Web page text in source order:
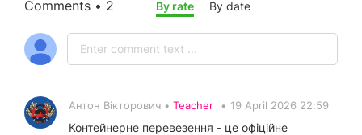
Comments • 2 By rate By date
Антон Вікторович • Teacher • 19 April 2026 22:59
Контейнерне перевезення - це офіційне